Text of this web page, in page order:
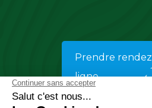
Prendre
ligne